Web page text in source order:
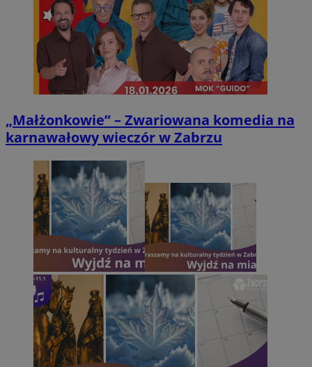
„Małżonkowie” – Zwariowana komedia na
karnawałowy wieczór w Zabrzu